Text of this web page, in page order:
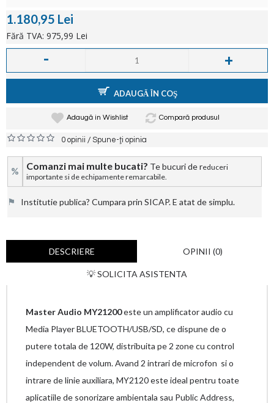
1.180,95 Lei
Fără TVA: 975,99 Lei
- +
ADAUGĂ ÎN COŞ
Adaugă in Wishlist Compară produsul
0 opinii /Spune-ţi opinia
% Comanzi mai multe bucati? Te bucuri de reduceri
importante si de echipamente remarcabile.
⚑ Institutie publica? Cumpara prin SICAP. E atat de simplu.
DESCRIERE OPINII (0)
💡 SOLICITA ASISTENTA
Master Audio MY21200este un amplificator audio cu
Media Player BLUETOOTH/USB/SD, ce dispune de o
putere totala de 120W, distribuita pe 2 zone cu control
independent de volum. Avand 2 intrari de microfon si o
intrare de linie auxiliara, MY2120 este ideal pentru toate
aplicatiile de sonorizare ambientala sau Public Address,